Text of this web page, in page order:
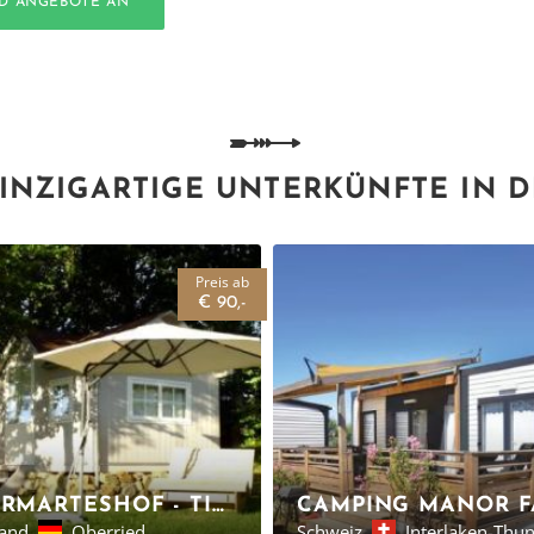
UNTERKÜNFTE IN
KIRNERMARTESHOF - TINY HOUSE, SCHWARZWALD
Preis ab
€ 90,-